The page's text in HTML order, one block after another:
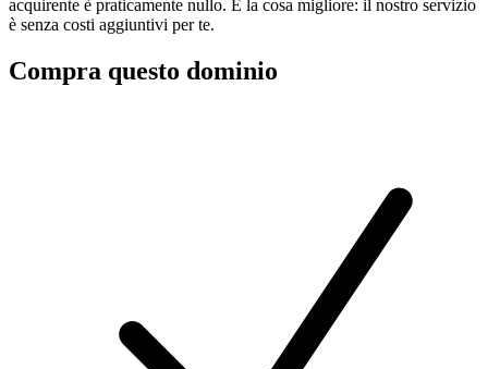
acquirente è praticamente nullo. E la cosa migliore: il nostro servizio
è senza costi aggiuntivi per te.
Compra questo dominio